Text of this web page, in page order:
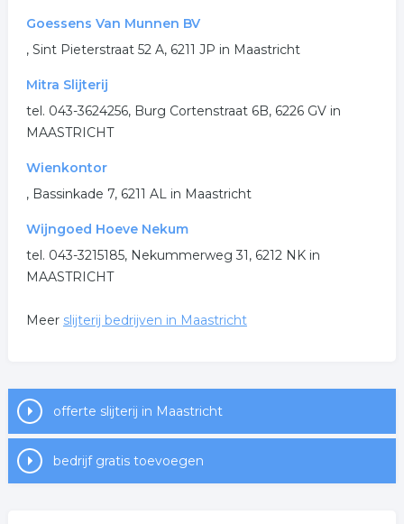
Goessens Van Munnen BV
, Sint Pieterstraat 52 A, 6211 JP in Maastricht
Mitra Slijterij
tel. 043-3624256, Burg Cortenstraat 6B, 6226 GV in
MAASTRICHT
Wienkontor
, Bassinkade 7, 6211 AL in Maastricht
Wijngoed Hoeve Nekum
tel. 043-3215185, Nekummerweg 31, 6212 NK in
MAASTRICHT
Meer slijterij bedrijven in Maastricht
offerte slijterij in Maastricht
bedrijf gratis toevoegen